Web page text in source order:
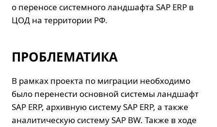
о переносе системного ландшафта SAP ERP в
ЦОД на территории РФ.
ПРОБЛЕМАТИКА
В рамках проекта по миграции необходимо
было перенести основной системы ландшафт
SAP ERP, архивную систему SAP ERP, а также
аналитическую систему SAP BW. Также в ходе